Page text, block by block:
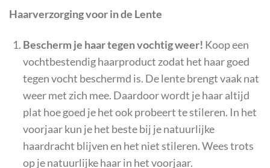
Haarverzorging voor in de Lente
Bescherm je haar tegen vochtig weer! Koop een
vochtbestendig haarproduct zodat het haar goed
tegen vocht beschermd is. De lente brengt vaak nat
weer met zich mee. Daardoor wordt je haar altijd
plat hoe goed je het ook probeert te stileren. In het
voorjaar kun je het beste bij je natuurlijke
haardracht blijven en het niet stileren. Wees trots
op je natuurlijke haar in het voorjaar.